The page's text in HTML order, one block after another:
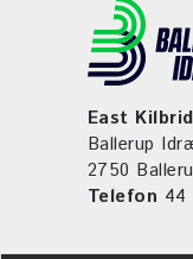
East
Ballerup
2750
Telefon 44